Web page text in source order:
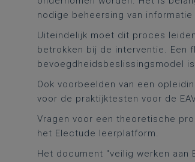
nodige beheersing van
Uiteindelijk moet dit proces
betrokken bij de interventie. Een
bevoegdheidsbeslissingsmodel
Ook voorbeelden van een
voor de praktijktesten voor de
Vragen voor een theoretische
het Electude leerplatform.
Het document "veilig werken